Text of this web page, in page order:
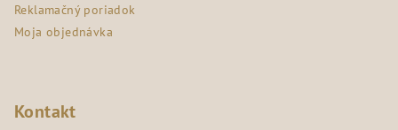
Reklamačný poriadok
Moja objednávka
Kontakt